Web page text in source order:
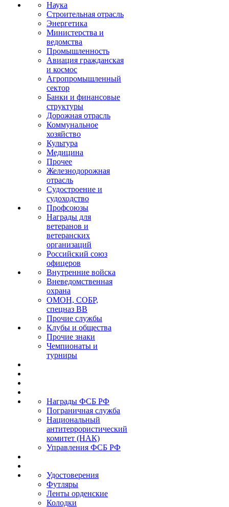
Наука
Строительная отрасль
Энергетика
Министерства и
ведомства
Промышленность
Авиация гражданская
и космос
Агропромышленный
сектор
Банки и финансовые
структуры
Дорожная отрасль
Коммунальное
хозяйство
Культура
Медицина
Прочее
Железнодорожная
отрасль
Судостроение и
судоходство
Профсоюзы
Награды для
ветеранов и
ветеранских
организаций
Российский союз
офицеров
Внутренние войска
Вневедомственная
охрана
ОМОН, СОБР,
спецназ ВВ
Прочие службы
Клубы и общества
Прочие знаки
Чемпионаты и
турниры
Награды ФСБ РФ
Пограничная служба
Национальный
антитеррористический
комитет (НАК)
Управления ФСБ РФ
Удостоверения
Футляры
Ленты орденские
Колодки